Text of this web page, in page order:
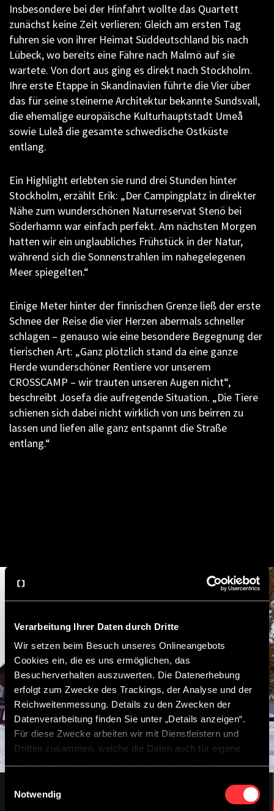
Verarbeitung Ihrer Daten durch Dritte
Wir setzen beim Besuch unseres Onlineangebots
Cookies ein, die es uns ermöglichen, das
Besucherverhalten auszuwerten. Die Datenerhebung
erfolgt zum Zwecke des Trackings, der Analyse und der
Reichweitenmessung. Details zu den Zwecken der
Datenverarbeitung finden Sie unter „Details anzeigen“.
Für diese Zwecke arbeiten wir mit Dienstleistern und
Dritten zusammen, welche die Daten auch für eigene
Durch Anklicken der Schaltfläche „Cookies zulassen“
Notwendig
Insbesondere bei der Hinfahrt wollte das Quartett
zunächst keine Zeit verlieren: Gleich am ersten Tag
fuhren sie von ihrer Heimat Süddeutschland bis nach
Lübeck, wo bereits eine Fähre nach Malmö auf sie
wartete. Von dort aus ging es direkt nach Stockholm.
Ihre erste Etappe in Skandinavien führte die Vier über
das für seine steinerne Architektur bekannte Sundsvall,
die ehemalige europäische Kulturhauptstadt Umeå
sowie Luleå die gesamte schwedische Ostküste
entlang.
Ein Highlight erlebten sie rund drei Stunden hinter
Stockholm, erzählt Erik: „Der Campingplatz in direkter
Nähe zum wunderschönen Naturreservat Stenö bei
Söderhamn war einfach perfekt. Am nächsten Morgen
hatten wir ein unglaubliches Frühstück in der Natur,
während sich die Sonnenstrahlen im nahegelegenen
Meer spiegelten.“
Einige Meter hinter der finnischen Grenze ließ der erste
Schnee der Reise die vier Herzen abermals schneller
schlagen – genauso wie eine besondere Begegnung der
tierischen Art: „Ganz plötzlich stand da eine ganze
Herde wunderschöner Rentiere vor unserem
CROSSCAMP – wir trauten unseren Augen nicht“,
beschreibt Josefa die aufregende Situation. „Die Tiere
schienen sich dabei nicht wirklich von uns beirren zu
lassen und liefen alle ganz entspannt die Straße
entlang.“